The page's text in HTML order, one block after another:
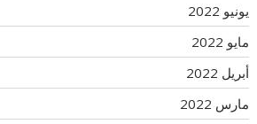
يونيو 2022
مايو 2022
أبريل 2022
مارس 2022